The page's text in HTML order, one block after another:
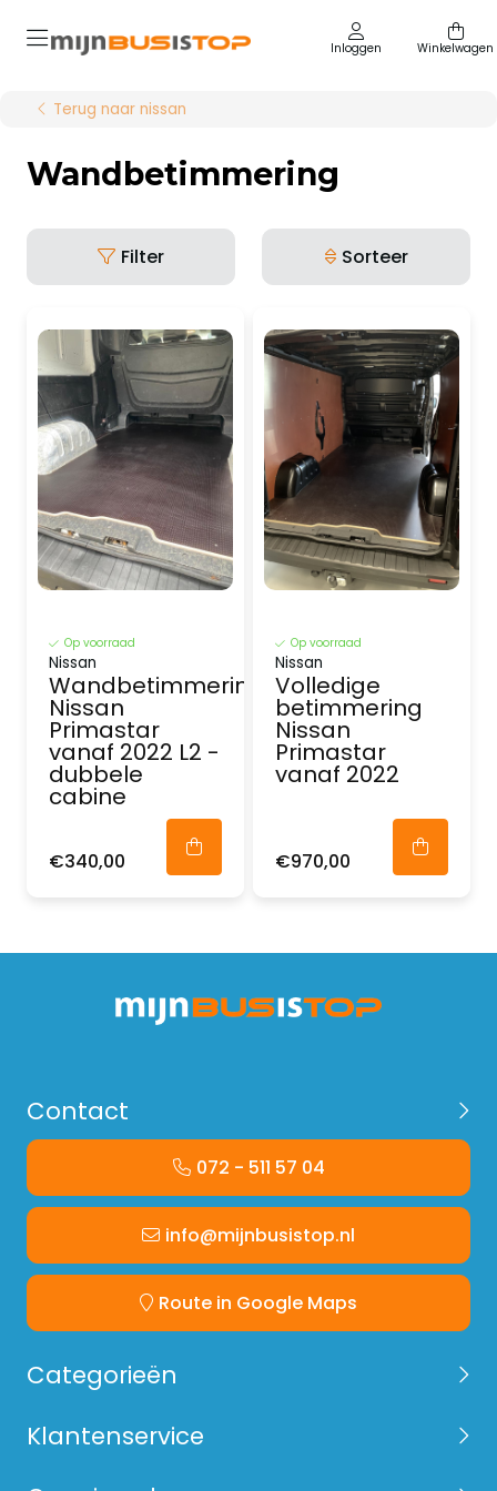
Inloggen Winkelwagen
Terug naar nissan
Wandbetimmering
Filter Sorteer
Op voorraad
Nissan
Wandbetimmering
Nissan
Primastar
vanaf 2022 L2 -
dubbele
cabine
€340,00
Op voorraad
Nissan
Volledige
betimmering
Nissan
Primastar
vanaf 2022
€970,00
Contact
072 - 511 57 04
info@mijnbusistop.nl
Route in Google Maps
Categorieën
Klantenservice